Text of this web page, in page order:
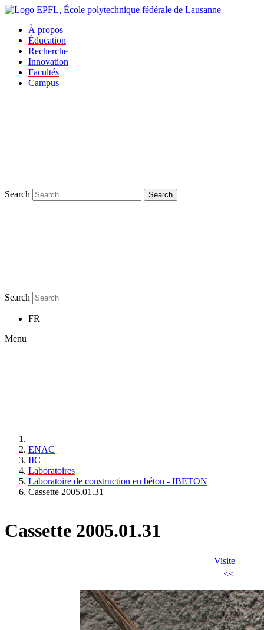
À propos
Éducation
Recherche
Innovation
Facultés
Campus
Search Search
Search
FR
Menu
ENAC
IIC
Laboratoires
Laboratoire de construction en béton - IBETON
Cassette 2005.01.31
Cassette 2005.01.31
Visite
<<